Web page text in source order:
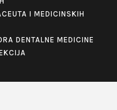
I MEDICINSKIH
DENTALNE MEDICINE